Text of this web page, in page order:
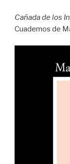
Cañada de los
Cuadernos de